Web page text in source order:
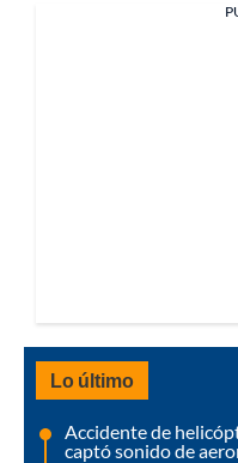
Lo último
Accidente de
captó sonido de